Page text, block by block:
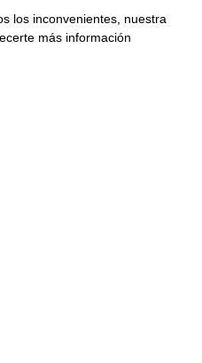
los inconvenientes, nuestra
más información